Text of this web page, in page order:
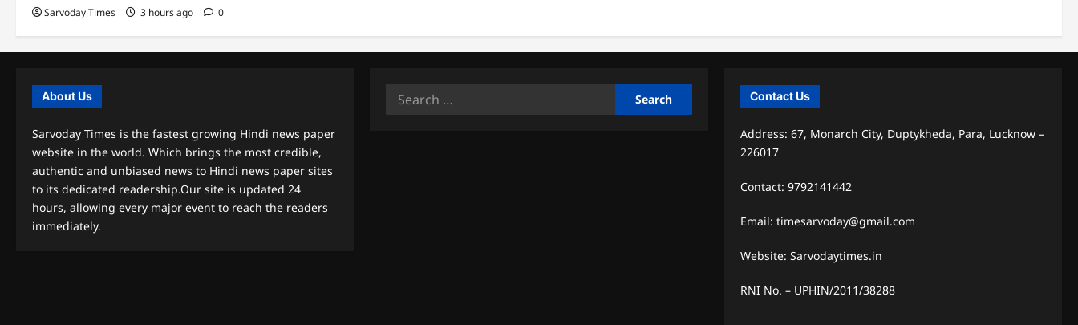
Sarvoday Times 3 hours ago 0
About Us
Sarvoday Times is the fastest growing Hindi news paper
website in the world. Which brings the most credible,
authentic and unbiased news to Hindi news paper sites
to its dedicated readership.Our site is updated 24
hours, allowing every major event to reach the readers
immediately.
Search
Contact Us
Address: 67, Monarch City, Duptykheda, Para, Lucknow –
226017
Contact: 9792141442
Email: timesarvoday@gmail.com
Website: Sarvodaytimes.in
RNI No. – UPHIN/2011/38288